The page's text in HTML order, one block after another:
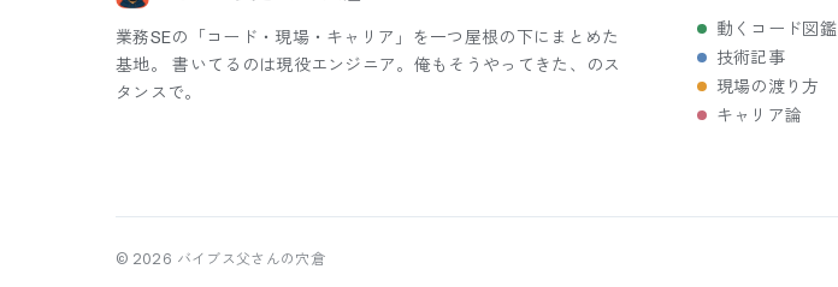
業務SEの「コード・現場・キャリア」を一つ屋根の下にまとめた
基地。 書いてるのは現役エンジニア。俺もそうやってきた、のス
タンスで。
動くコード図鑑
技術記事
現場の渡り方
キャリア論
© 2026 バイブス父さんの穴倉